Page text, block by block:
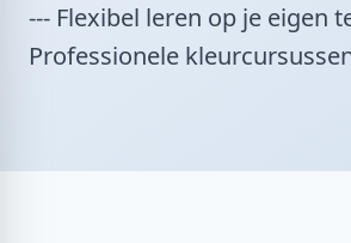
--- Flexibel leren op je eigen
Professionele